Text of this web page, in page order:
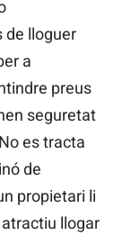
de lloguer
a
preus
seguretat
es tracta
de
propietari li
llogar